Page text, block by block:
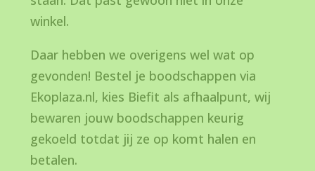
winkel.
Daar hebben we overigens wel wat op
gevonden! Bestel je boodschappen via
Ekoplaza.nl, kies Biefit als afhaalpunt, wij
bewaren jouw boodschappen keurig
gekoeld totdat jij ze op komt halen en
betalen.